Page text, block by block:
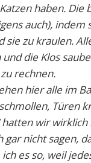
haben. Die
auch),
sie zu kraulen.
die Klos
rechnen.
hier alle im
Türen
wir
nicht sagen,
es so, weil